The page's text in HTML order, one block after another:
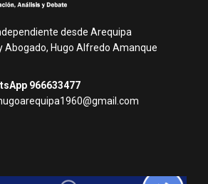
desde Arequipa
Abogado, Hugo Alfredo Amanque
966633477